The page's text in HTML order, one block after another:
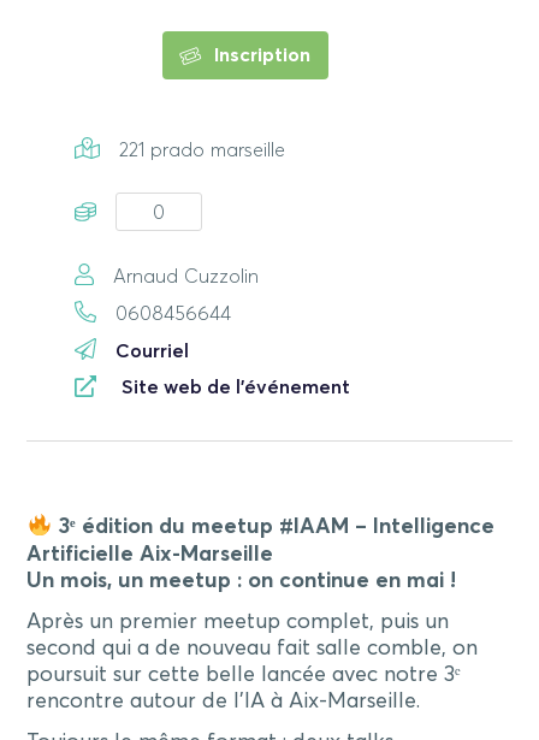
Inscription
221 prado marseille
0
Arnaud Cuzzolin
0608456644
Courriel
Site web de l'événement
3ᵉ édition du meetup #IAAM – Intelligence
Artificielle Aix-Marseille
Un mois, un meetup : on continue en mai !
Après un premier meetup complet, puis un
second qui a de nouveau fait salle comble, on
poursuit sur cette belle lancée avec notre 3ᵉ
rencontre autour de l’IA à Aix-Marseille.